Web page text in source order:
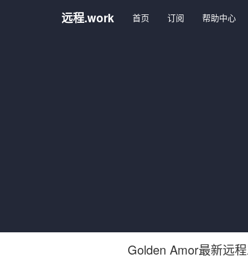
远程.work 首页 订阅 帮助中心
Golden Amor最新远